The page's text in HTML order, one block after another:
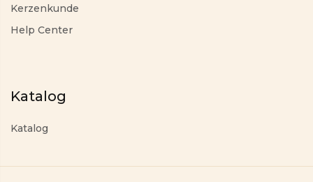
Kerzenkunde
Help Center
Katalog
Katalog